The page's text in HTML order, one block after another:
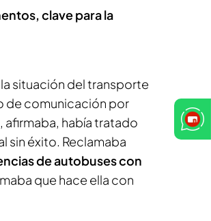
clave para la
situación del transporte
de comunicación por
afirmaba, había tratado
sin éxito. Reclamaba
de autobuses con
que hace ella con